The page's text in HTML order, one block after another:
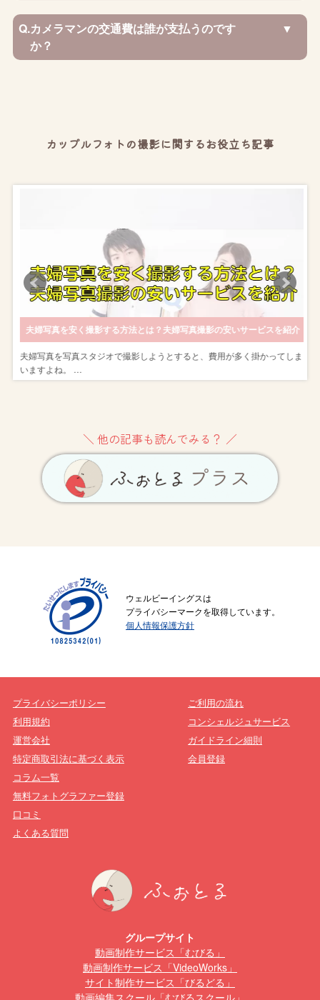
Q.カメラマンの交通費は誰が支払うのです
か？
カップルフォトの撮影に関するお役立ち記事
夫婦写真を安く撮影する方法とは？夫婦写真撮影の安いサービスを紹介
夫婦写真を写真スタジオで撮影しようとすると、費用が多く掛かってしま
いますよね。 …
＼ 他の記事も読んでみる？ ／
ウェルビーイングスは
プライバシーマークを取得しています。
個人情報保護方針
プライバシーポリシー
利用規約
運営会社
特定商取引法に基づく表示
ご利用の流れ
コンシェルジュサービス
ガイドライン細則
会員登録
コラム一覧
無料フォトグラファー登録
口コミ
よくある質問
グループサイト
動画制作サービス「むびる」
動画制作サービス「VideoWorks」
サイト制作サービス「びるどる」
動画編集スクール「むびるスクール」